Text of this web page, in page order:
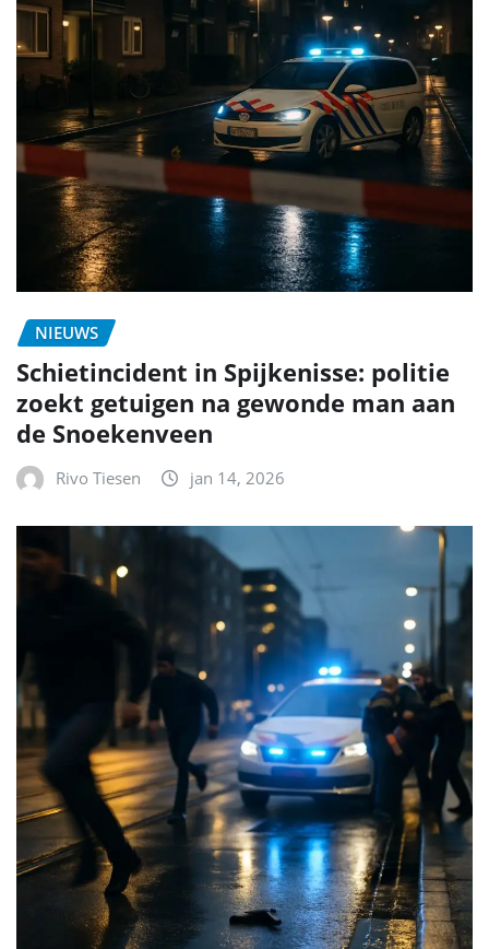
NIEUWS
Schietincident in Spijkenisse: politie
zoekt getuigen na gewonde man aan
de Snoekenveen
Rivo Tiesen jan 14, 2026